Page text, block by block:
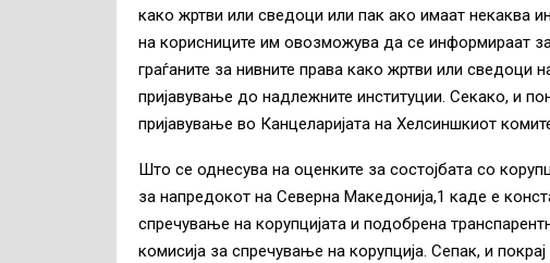
како жртви или сведоци или пак ако имаат некаква
на корисниците им овозможува да се информираат
граѓаните за нивните права како жртви или сведоци
пријавување до надлежните институции. Секако, и
пријавување во Канцеларијата на Хелсиншкиот
Што се однесува на оценките за состојбата со
за напредокот на Северна Македонија,1 каде е
спречување на корупцијата и подобрена
комисија за спречување на корупција. Сепак, и